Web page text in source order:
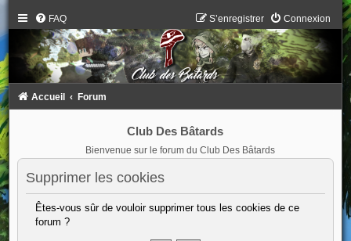
FAQ Connexion
S’enregistrer
Accueil Forum
Club Des Bâtards
Bienvenue sur le forum du Club Des Bâtards
Supprimer les cookies
Êtes-vous sûr de vouloir supprimer tous les cookies de ce
forum ?